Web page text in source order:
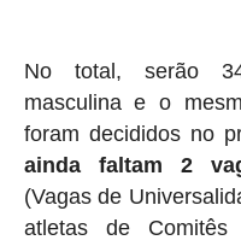
No total, serão
masculina e o
foram decididos no
ainda faltam 2
(Vagas de
atletas de Comitês